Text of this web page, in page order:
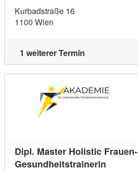
Kurbadstraße 16
1100 Wien
1 weiterer Termin
Dipl. Master Holistic Frauen-
Gesundheitstrainerin